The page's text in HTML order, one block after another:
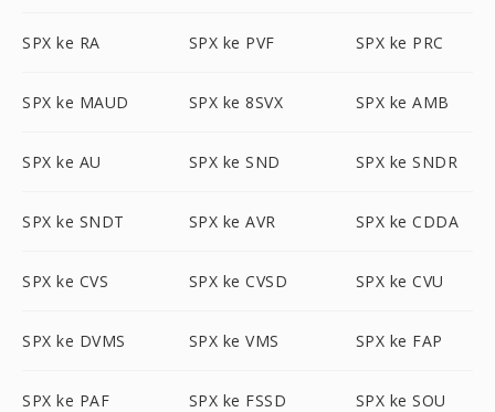
SPX ke RA SPX ke PVF SPX ke PRC
SPX ke MAUD SPX ke 8SVX SPX ke AMB
SPX ke AU SPX ke SND SPX ke SNDR
SPX ke SNDT SPX ke AVR SPX ke CDDA
SPX ke CVS SPX ke CVSD SPX ke CVU
SPX ke DVMS SPX ke VMS SPX ke FAP
SPX ke PAF SPX ke FSSD SPX ke SOU